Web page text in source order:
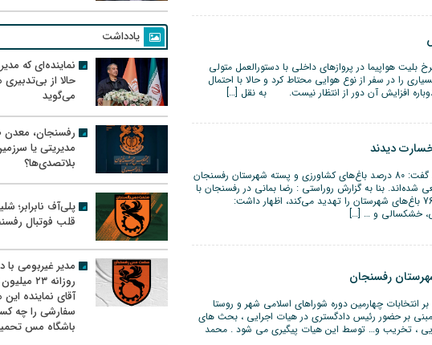
65 تا 75 درصدی نرخ بلیت هواپیما در پروازهای داخلی با دستورالعمل متولی
را در سفر از نوع هوایی محتاط کرد و حالا با احتمال
دوباره افزایش آن دور از انتظار نیست. به نقل […]
مسئول جهاد کشاورزی شهرستان رفسنجان گفت: 80 درصد باغ‌های کشاورزی و پسته شهرستان رفسنجان
شده‌اند. بنا به گزارش روراستی : رضا بمانی در رفسنجان با
اشاره به خسارت عوامل طبیعی که از سال 76 باغ‌های شهرستان را تهدید می‌کند، اظهار داشت:
خشکسالی و … […]
انتخابات چهارمین دوره شوراهای اسلامی شهر و روستا
مبنی بر حضور رئیس دادگستری در هیات اجرایی ، بحث های
نمایی ، تخریب و… توسط این هیات پیگیری می شود . محمد
یادداشت
نماینده‌ای که
حالا از
می‌گوید
رفسنجان، معدن
مدیریتی یا
بلاتصدی‌ها؟
پلی‌آف نابرابر؛
قلب فوتبال
مدیر غیربومی با
روزانه ۲۳
آقای نماینده این
سفارشی را چه
باشگاه مس